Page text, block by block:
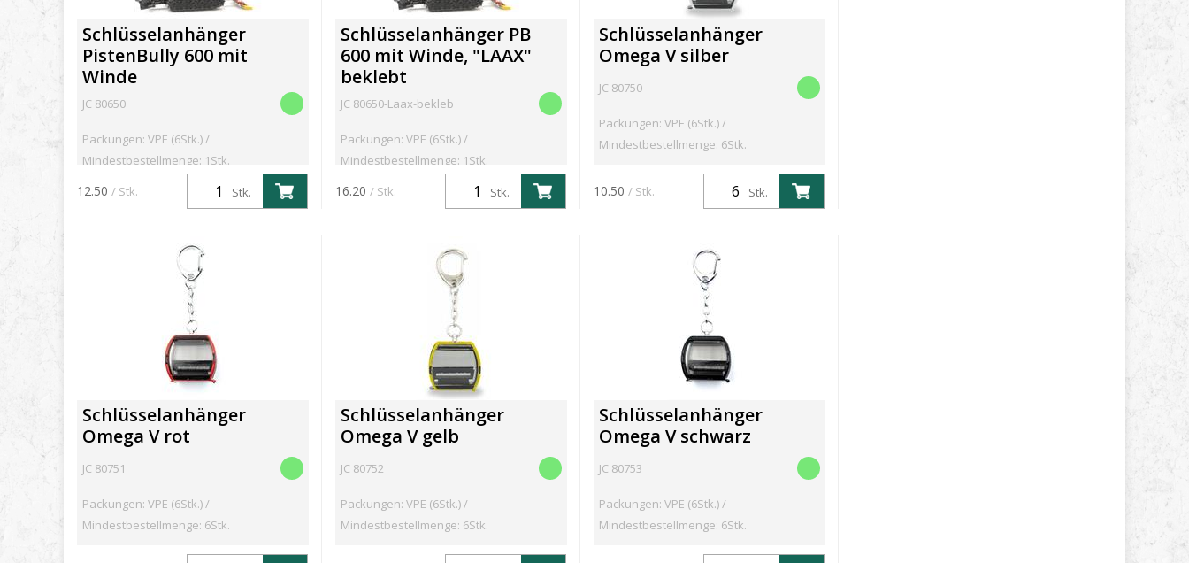
Schlüsselanhänger
PistenBully 600 mit
Winde
JC 80650
Packungen: VPE (6Stk.) /
Mindestbestellmenge: 1Stk.
Stk.
12.50 / Stk.
Schlüsselanhänger PB
600 mit Winde, "LAAX"
beklebt
JC 80650-Laax-bekleb
Packungen: VPE (6Stk.) /
Mindestbestellmenge: 1Stk.
Stk.
16.20 / Stk.
Schlüsselanhänger
Omega V silber
JC 80750
Packungen: VPE (6Stk.) /
Mindestbestellmenge: 6Stk.
Stk.
10.50 / Stk.
Schlüsselanhänger
Omega V rot
JC 80751
Packungen: VPE (6Stk.) /
Mindestbestellmenge: 6Stk.
Schlüsselanhänger
Omega V gelb
JC 80752
Packungen: VPE (6Stk.) /
Mindestbestellmenge: 6Stk.
Schlüsselanhänger
Omega V schwarz
JC 80753
Packungen: VPE (6Stk.) /
Mindestbestellmenge: 6Stk.